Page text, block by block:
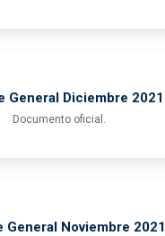
General Diciembre 2021
Documento oficial.
General Noviembre 2021